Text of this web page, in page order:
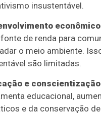
insustentável.
de renda para
o meio ambiente.
são limitadas.
e
educacional,
e da conservação